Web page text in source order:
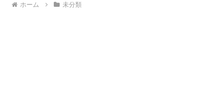
ホーム 未分類